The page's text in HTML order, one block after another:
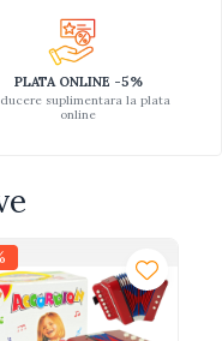
PLATA ONLINE -5%
suplimentara la plata
online